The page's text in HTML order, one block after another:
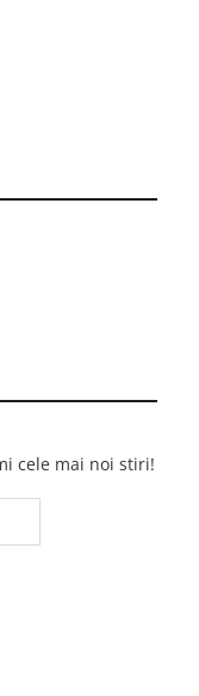
cele mai noi stiri!